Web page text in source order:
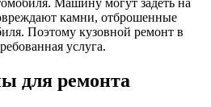
Машину могут задеть на
камни, отброшенные
Поэтому кузовной ремонт в
услуга.
для ремонта